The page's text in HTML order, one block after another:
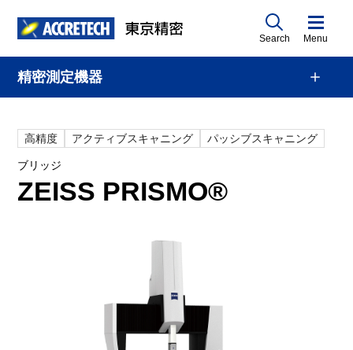
Search Menu
精密測定機器
高精度 アクティブスキャニング パッシブスキャニング
ブリッジ
ZEISS PRISMO®